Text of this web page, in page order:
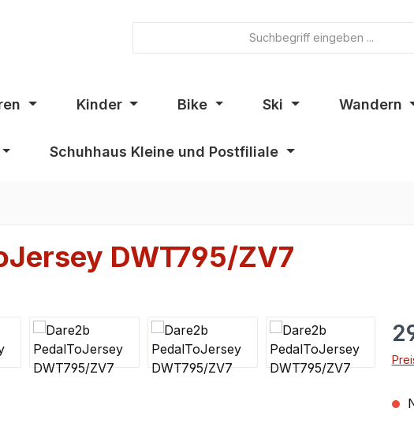
Kinder Bike Ski Wandern
Schuhhaus Kleine und Postfiliale
DWT795/ZV7